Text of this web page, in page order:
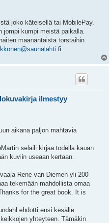
joko käteisellä tai MobilePay.
jompi kumpi meistä paikalla.
maanantaista torstaihin.
ilmestyy
aikana paljon mahtavia
selaili kirjaa todella kauan
kuviin useaan kertaan.
Rene van Diemen yli 200
tekemään mahdollista omaa
for the great book. It is
ehdotti ensi kesälle
yhteyteen. Tämäkin